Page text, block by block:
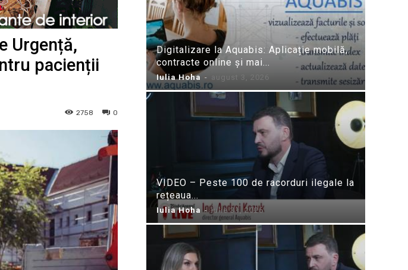
Urgență,
pacienții
0
2758
Digitalizare la Aquabis: Aplicație mobilă,
contracte online și mai...
Iulia Hoha - august 3, 2026
VIDEO – Peste 100 de racorduri ilegale la
rețeaua...
Iulia Hoha - iulie 31, 2026